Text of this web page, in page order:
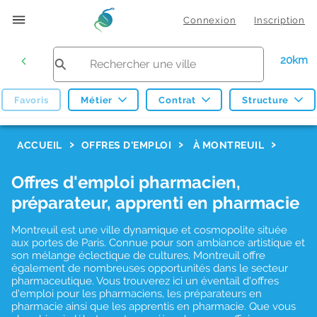
Connexion Inscription
20km
Favoris Métier Contrat Structure
ACCUEIL OFFRES D'EMPLOI À MONTREUIL
Offres d'emploi pharmacien,
préparateur, apprenti en pharmacie
Montreuil est une ville dynamique et cosmopolite située
aux portes de Paris. Connue pour son ambiance artistique et
son mélange éclectique de cultures, Montreuil offre
également de nombreuses opportunités dans le secteur
pharmaceutique. Vous trouverez ici un éventail d'offres
d'emploi pour les pharmaciens, les préparateurs en
pharmacie ainsi que les apprentis en pharmacie. Que vous